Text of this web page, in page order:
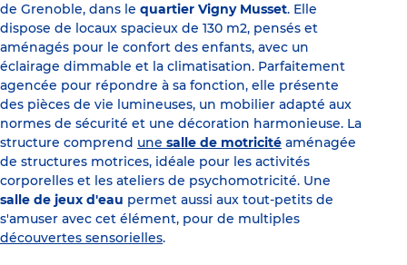
de Grenoble, dans le quartier Vigny Musset. Elle
dispose de locaux spacieux de 130 m2, pensés et
aménagés pour le confort des enfants, avec un
éclairage dimmable et la climatisation. Parfaitement
agencée pour répondre à sa fonction, elle présente
des pièces de vie lumineuses, un mobilier adapté aux
normes de sécurité et une décoration harmonieuse. La
structure comprend une salle de motricité aménagée
de structures motrices, idéale pour les activités
corporelles et les ateliers de psychomotricité. Une
salle de jeux d'eau permet aussi aux tout-petits de
s'amuser avec cet élément, pour de multiples
découvertes sensorielles.